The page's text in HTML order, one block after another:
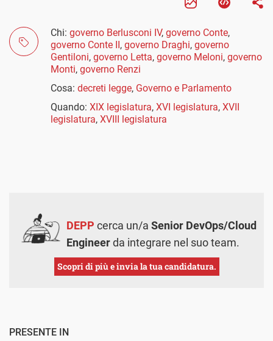
Chi: governo Berlusconi IV, governo Conte,
governo Conte II, governo Draghi, governo
Gentiloni, governo Letta, governo Meloni, governo
Monti, governo Renzi
Cosa: decreti legge, Governo e Parlamento
Quando: XIX legislatura, XVI legislatura, XVII
legislatura, XVIII legislatura
DEPP cerca un/a Senior DevOps/Cloud
Engineerda integrare nel suo team.
Scopri di più e invia la tua candidatura.
PRESENTE IN